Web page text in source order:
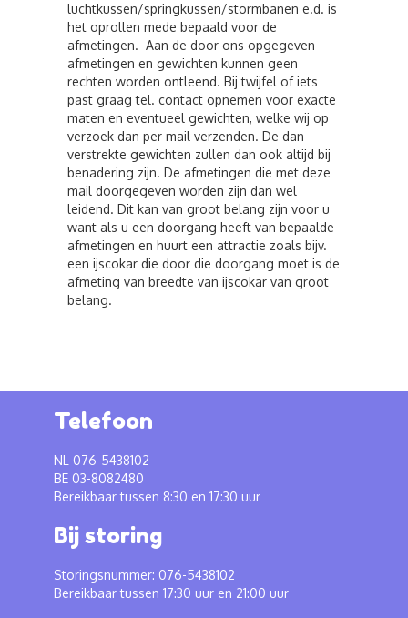
luchtkussen/springkussen/stormbanen e.d. is
het oprollen mede bepaald voor de
afmetingen. Aan de door ons opgegeven
afmetingen en gewichten kunnen geen
rechten worden ontleend. Bij twijfel of iets
past graag tel. contact opnemen voor exacte
maten en eventueel gewichten, welke wij op
verzoek dan per mail verzenden. De dan
verstrekte gewichten zullen dan ook altijd bij
benadering zijn. De afmetingen die met deze
mail doorgegeven worden zijn dan wel
leidend. Dit kan van groot belang zijn voor u
want als u een doorgang heeft van bepaalde
afmetingen en huurt een attractie zoals bijv.
een ijscokar die door die doorgang moet is de
afmeting van breedte van ijscokar van groot
belang.
Telefoon
NL 076-5438102
BE 03-8082480
Bereikbaar tussen 8:30 en 17:30 uur
Bij storing
Storingsnummer: 076-5438102
Bereikbaar tussen 17:30 uur en 21:00 uur